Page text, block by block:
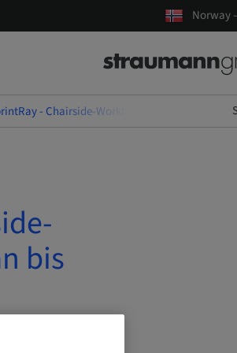
Norway
- Chairside-Workflow: Zahnrestauration
bis